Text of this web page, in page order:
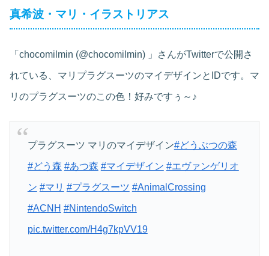
真希波・マリ・イラストリアス
「chocomilmin (@chocomilmin) 」さんがTwitterで公開さ
れている、マリプラグスーツのマイデザインとIDです。マ
リのプラグスーツのこの色！好みですぅ～♪
プラグスーツ マリのマイデザイン#どうぶつの森
#どう森 #あつ森 #マイデザイン #エヴァンゲリオ
ン #マリ #プラグスーツ #AnimalCrossing
#ACNH #NintendoSwitch
pic.twitter.com/H4g7kpVV19